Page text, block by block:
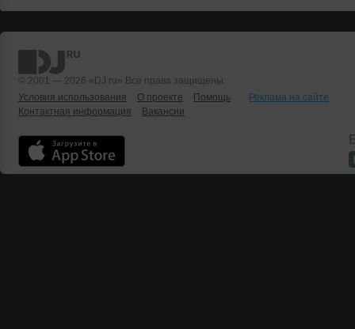
© 2001 — 2026 «DJ.ru» Все права защищены.
Условия использования
О проекте Помощь
Реклама на сайте
Контактная информация
Вакансии